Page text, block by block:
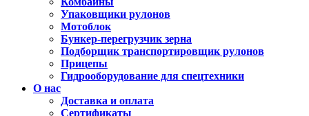
Упаковщики рулонов
Мотоблок
Бункер-перегрузчик зерна
Подборщик транспортировщик рулонов
Прицепы
Гидрооборудование для спецтехники
О нас
Доставка и оплата
Сертификаты